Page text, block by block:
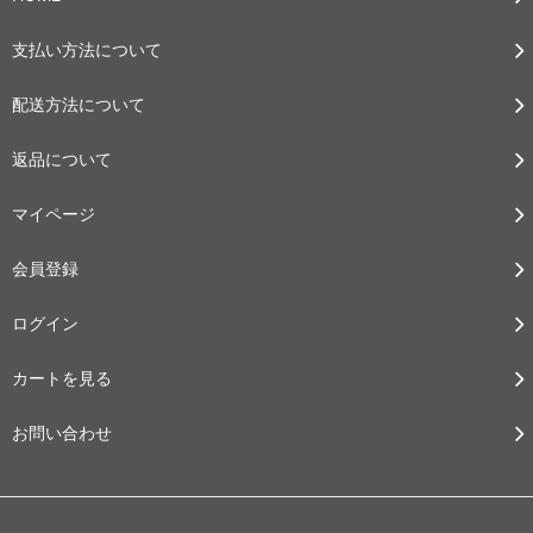
支払い方法について
配送方法について
返品について
マイページ
会員登録
ログイン
カートを見る
お問い合わせ